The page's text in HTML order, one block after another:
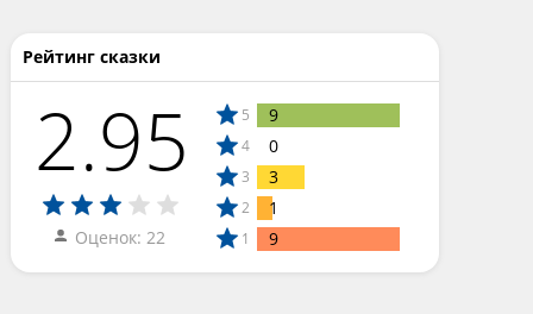
Рейтинг сказки
2.95
Оценок: 22
5 9
4 0
3 3
2 1
1 9